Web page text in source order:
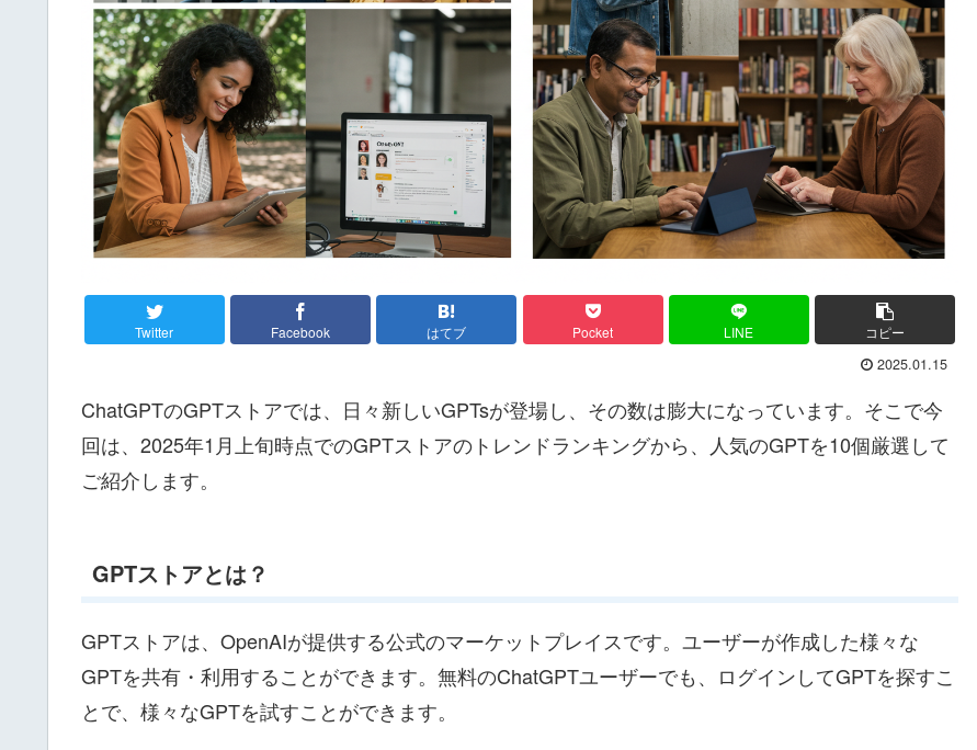
Twitter Facebook はてブ Pocket LINE コピー
2025.01.15
ChatGPTのGPTストアでは、日々新しいGPTsが登場し、その数は膨大になっています。そこで今
回は、2025年1月上旬時点でのGPTストアのトレンドランキングから、人気のGPTを10個厳選して
ご紹介します。
GPTストアとは？
GPTストアは、OpenAIが提供する公式のマーケットプレイスです。ユーザーが作成した様々な
GPTを共有・利用することができます。無料のChatGPTユーザーでも、ログインしてGPTを探すこ
とで、様々なGPTを試すことができます。